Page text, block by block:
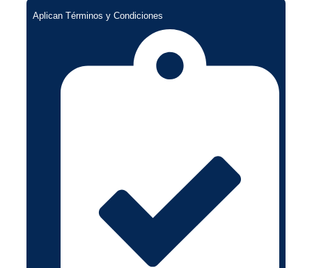
Aplican Términos y Condiciones